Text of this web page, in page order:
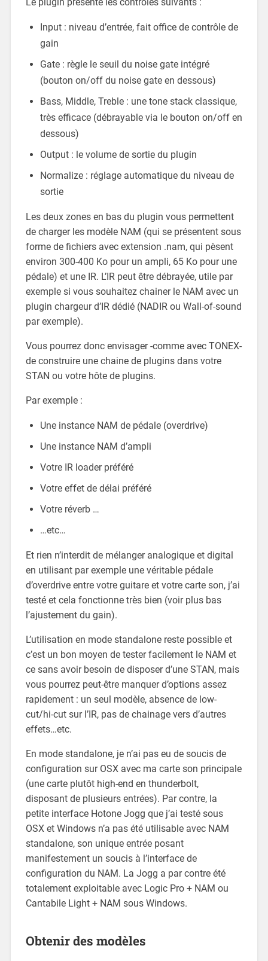
Input : niveau d’entrée, fait office de contrôle de
gain
Gate : règle le seuil du noise gate intégré
(bouton on/off du noise gate en dessous)
Bass, Middle, Treble : une tone stack classique,
très efficace (débrayable via le bouton on/off en
dessous)
Output : le volume de sortie du plugin
Normalize : réglage automatique du niveau de
sortie
Les deux zones en bas du plugin vous permettent
de charger les modèle NAM (qui se présentent sous
forme de fichiers avec extension .nam, qui pèsent
environ 300-400 Ko pour un ampli, 65 Ko pour une
pédale) et une IR. L’IR peut être débrayée, utile par
exemple si vous souhaitez chainer le NAM avec un
plugin chargeur d’IR dédié (NADIR ou Wall-of-sound
par exemple).
Vous pourrez donc envisager -comme avec TONEX-
de construire une chaine de plugins dans votre
STAN ou votre hôte de plugins.
Par exemple :
Une instance NAM de pédale (overdrive)
Une instance NAM d’ampli
Votre IR loader préféré
Votre effet de délai préféré
Votre réverb …
…etc…
Et rien n’interdit de mélanger analogique et digital
en utilisant par exemple une véritable pédale
d’overdrive entre votre guitare et votre carte son, j’ai
testé et cela fonctionne très bien (voir plus bas
l’ajustement du gain).
L’utilisation en mode standalone reste possible et
c’est un bon moyen de tester facilement le NAM et
ce sans avoir besoin de disposer d’une STAN, mais
vous pourrez peut-être manquer d’options assez
rapidement : un seul modèle, absence de low-
cut/hi-cut sur l’IR, pas de chainage vers d’autres
effets…etc.
En mode standalone, je n’ai pas eu de soucis de
configuration sur OSX avec ma carte son principale
(une carte plutôt high-end en thunderbolt,
disposant de plusieurs entrées). Par contre, la
petite interface Hotone Jogg que j’ai testé sous
OSX et Windows n’a pas été utilisable avec NAM
standalone, son unique entrée posant
manifestement un soucis à l’interface de
configuration du NAM. La Jogg a par contre été
totalement exploitable avec Logic Pro + NAM ou
Cantabile Light + NAM sous Windows.
Obtenir des modèles